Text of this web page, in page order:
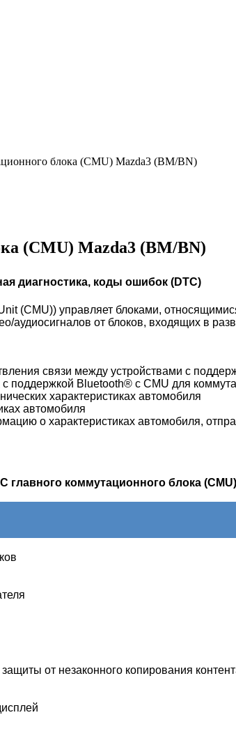
блока (CMU) Mazda3 (BM/BN)
(CMU) Mazda3 (BM/BN)
диагностика, коды ошибок (DTC)
(CMU)) управляет блоками,
от блоков, входящих в
связи между устройствами с
поддержкой Bluetooth® с CMU для
характеристиках автомобиля
автомобиля
о характеристиках автомобиля,
главного коммутационного блока
от незаконного копирования